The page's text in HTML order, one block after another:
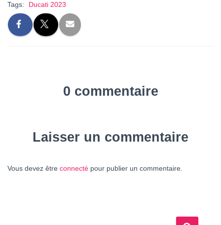
Tags: Ducati 2023
0 commentaire
Laisser un commentaire
Vous devez être connecté pour publier un commentaire.